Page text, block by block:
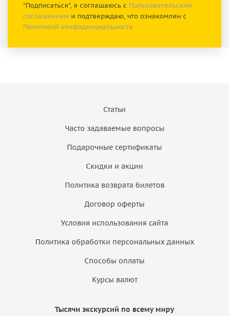
"Подписаться", я соглашаюсь с Пользовательским
соглашением и подтверждаю, что ознакомлен с
Политикой конфиденциальности
Статьи
Часто задаваемые вопросы
Подарочные сертификаты
Скидки и акции
Политика возврата билетов
Договор оферты
Условия использования сайта
Политика обработки персональных данных
Способы оплаты
Курсы валют
Тысячи экскурсий по всему миру